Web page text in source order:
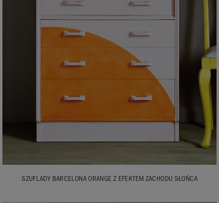
SZUFLADY BARCELONA ORANGE Z EFEKTEM ZACHODU SŁOŃCA